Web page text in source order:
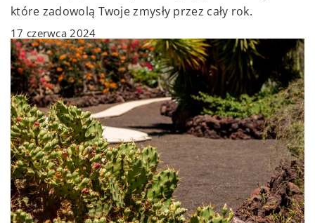
które zadowolą Twoje zmysły przez cały rok.
17 czerwca 2024